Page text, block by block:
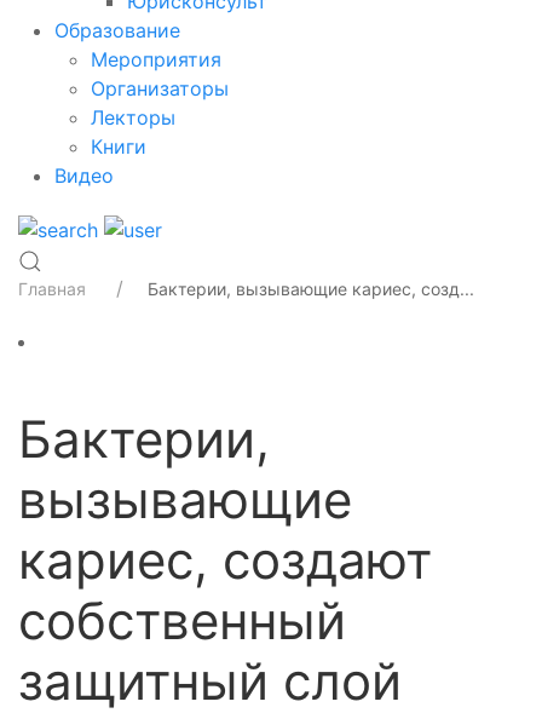
Образование
Мероприятия
Организаторы
Лекторы
Книги
Видео
Главная Бактерии, вызывающие кариес, созд...
Бактерии,
вызывающие
кариес, создают
собственный
защитный слой